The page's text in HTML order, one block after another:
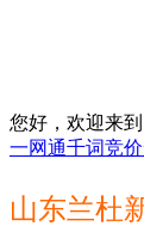
您好，欢迎来到
一网通千词竞价
山东兰杜